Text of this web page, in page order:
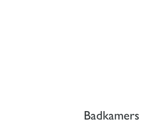
Badkamers